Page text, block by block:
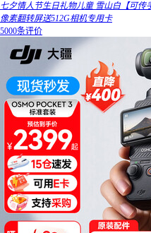
七夕情人节生日礼物儿童 雪山白【可传
像素翻转屏送512G相机专用卡
5000条评价